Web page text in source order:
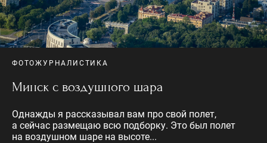
ФОТОЖУРНАЛИСТИКА
Минск с воздушного шара
Однажды я рассказывал вам про свой полет,
а сейчас размещаю всю подборку. Это был полет
на воздушном шаре на высоте...